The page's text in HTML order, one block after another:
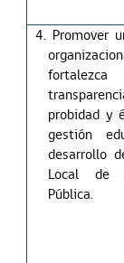
4. Promover
probidad y
gestión
desarrollo
Local de
Pública.